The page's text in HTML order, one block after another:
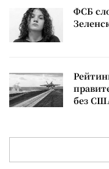
ФСБ
без